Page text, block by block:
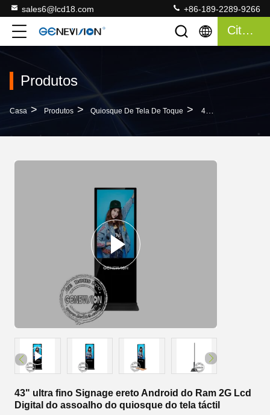
sales6@lcd18.com +86-189-2289-9266
Citações
Produtos
Casa > Produtos > Quiosque De Tela De Toque > 43" Ultra Fino Signage Ereto Android Do Ram 2G Lcd Digital Do Assoalho Do Quiosque Do Tela Táctil
43" ultra fino Signage ereto Android do Ram 2G Lcd
Digital do assoalho do quiosque do tela táctil